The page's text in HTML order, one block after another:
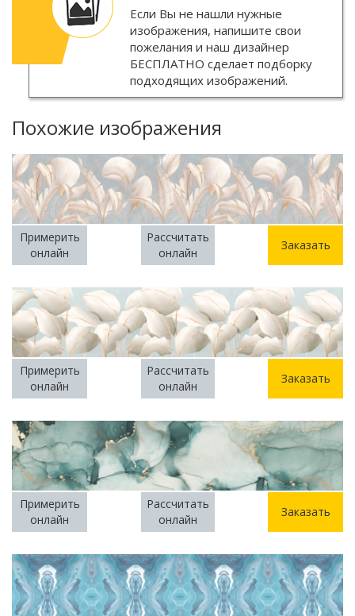
Если Вы не нашли нужные
изображения, напишите свои
пожелания и наш дизайнер
БЕСПЛАТНО сделает подборку
подходящих изображений.
Похожие изображения
Примерить
онлайн
Рассчитать
онлайн
Заказать
Примерить
онлайн
Рассчитать
онлайн
Заказать
Примерить
онлайн
Рассчитать
онлайн
Заказать